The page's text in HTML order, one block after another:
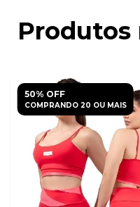
Produtos
50% OFF
COMPRANDO 20 OU MAIS